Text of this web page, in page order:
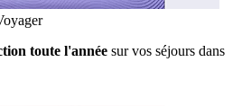
toute l'année sur vos séjours dans